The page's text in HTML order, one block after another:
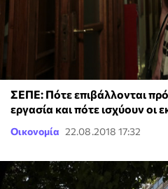
ΣΕΠΕ: Πότε επιβάλλονται
εργασία και πότε ισχύουν οι
Οικονομία 22.08.2018 17:32